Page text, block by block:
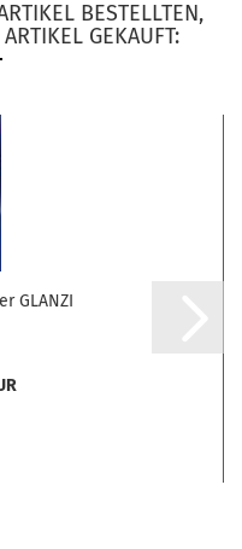
BESTELLTEN,
GEKAUFT:
GLANZI